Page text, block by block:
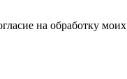
на обработку моих